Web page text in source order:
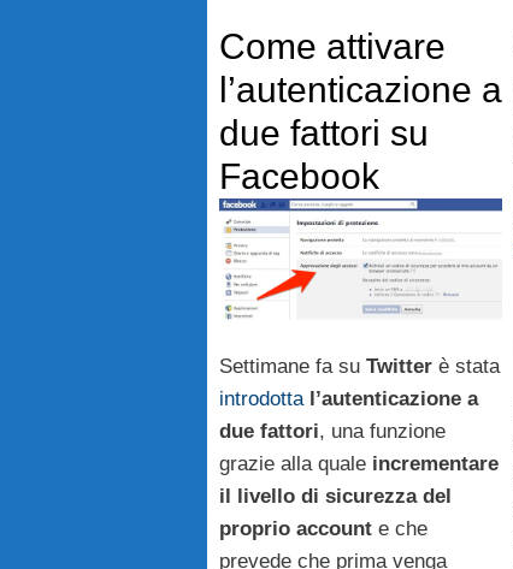
Come attivare
l’autenticazione a
due fattori su
Facebook
Settimane fa su Twitter è stata
introdotta l’autenticazione a
due fattori, una funzione
grazie alla quale incrementare
il livello di sicurezza del
proprio account e che
prevede che prima venga